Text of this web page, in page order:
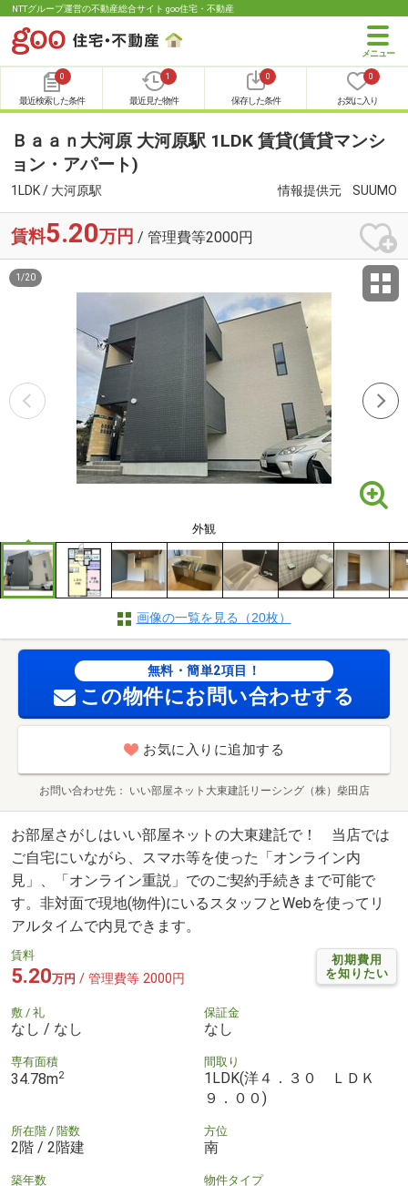
NTTグループ運営の不動産総合サイト goo住宅・不動産
0
最近検索した条件
1
最近見た物件
0
保存した条件
0
お気に入り
Ｂａａｎ大河原 大河原駅 1LDK 賃貸(賃貸マンシ
ョン・アパート)
1LDK / 大河原駅 情報提供元 SUUMO
賃料5.20万円 / 管理費等2000円
外観
1 /20
画像の一覧を見る（20枚）
無料・簡単2項目！
この物件にお問い合わせする
お気に入りに追加する
お問い合わせ先 いい部屋ネット大東建託リーシング（株）柴田店
お部屋さがしはいい部屋ネットの大東建託で！ 当店では
ご自宅にいながら、スマホ等を使った「オンライン内
見」、「オンライン重説」でのご契約手続きまで可能で
す。非対面で現地(物件)にいるスタッフとWebを使ってリ
アルタイムで内見できます。
初期費用
を知りたい
賃料
5.20万円 / 管理費等 2000円
敷 / 礼
なし / なし
保証金
なし
専有面積
34.78m2
間取り
1LDK(洋４．３０ ＬＤＫ
９．００)
所在階 / 階数
2階 / 2階建
方位
南
築年数 物件タイプ